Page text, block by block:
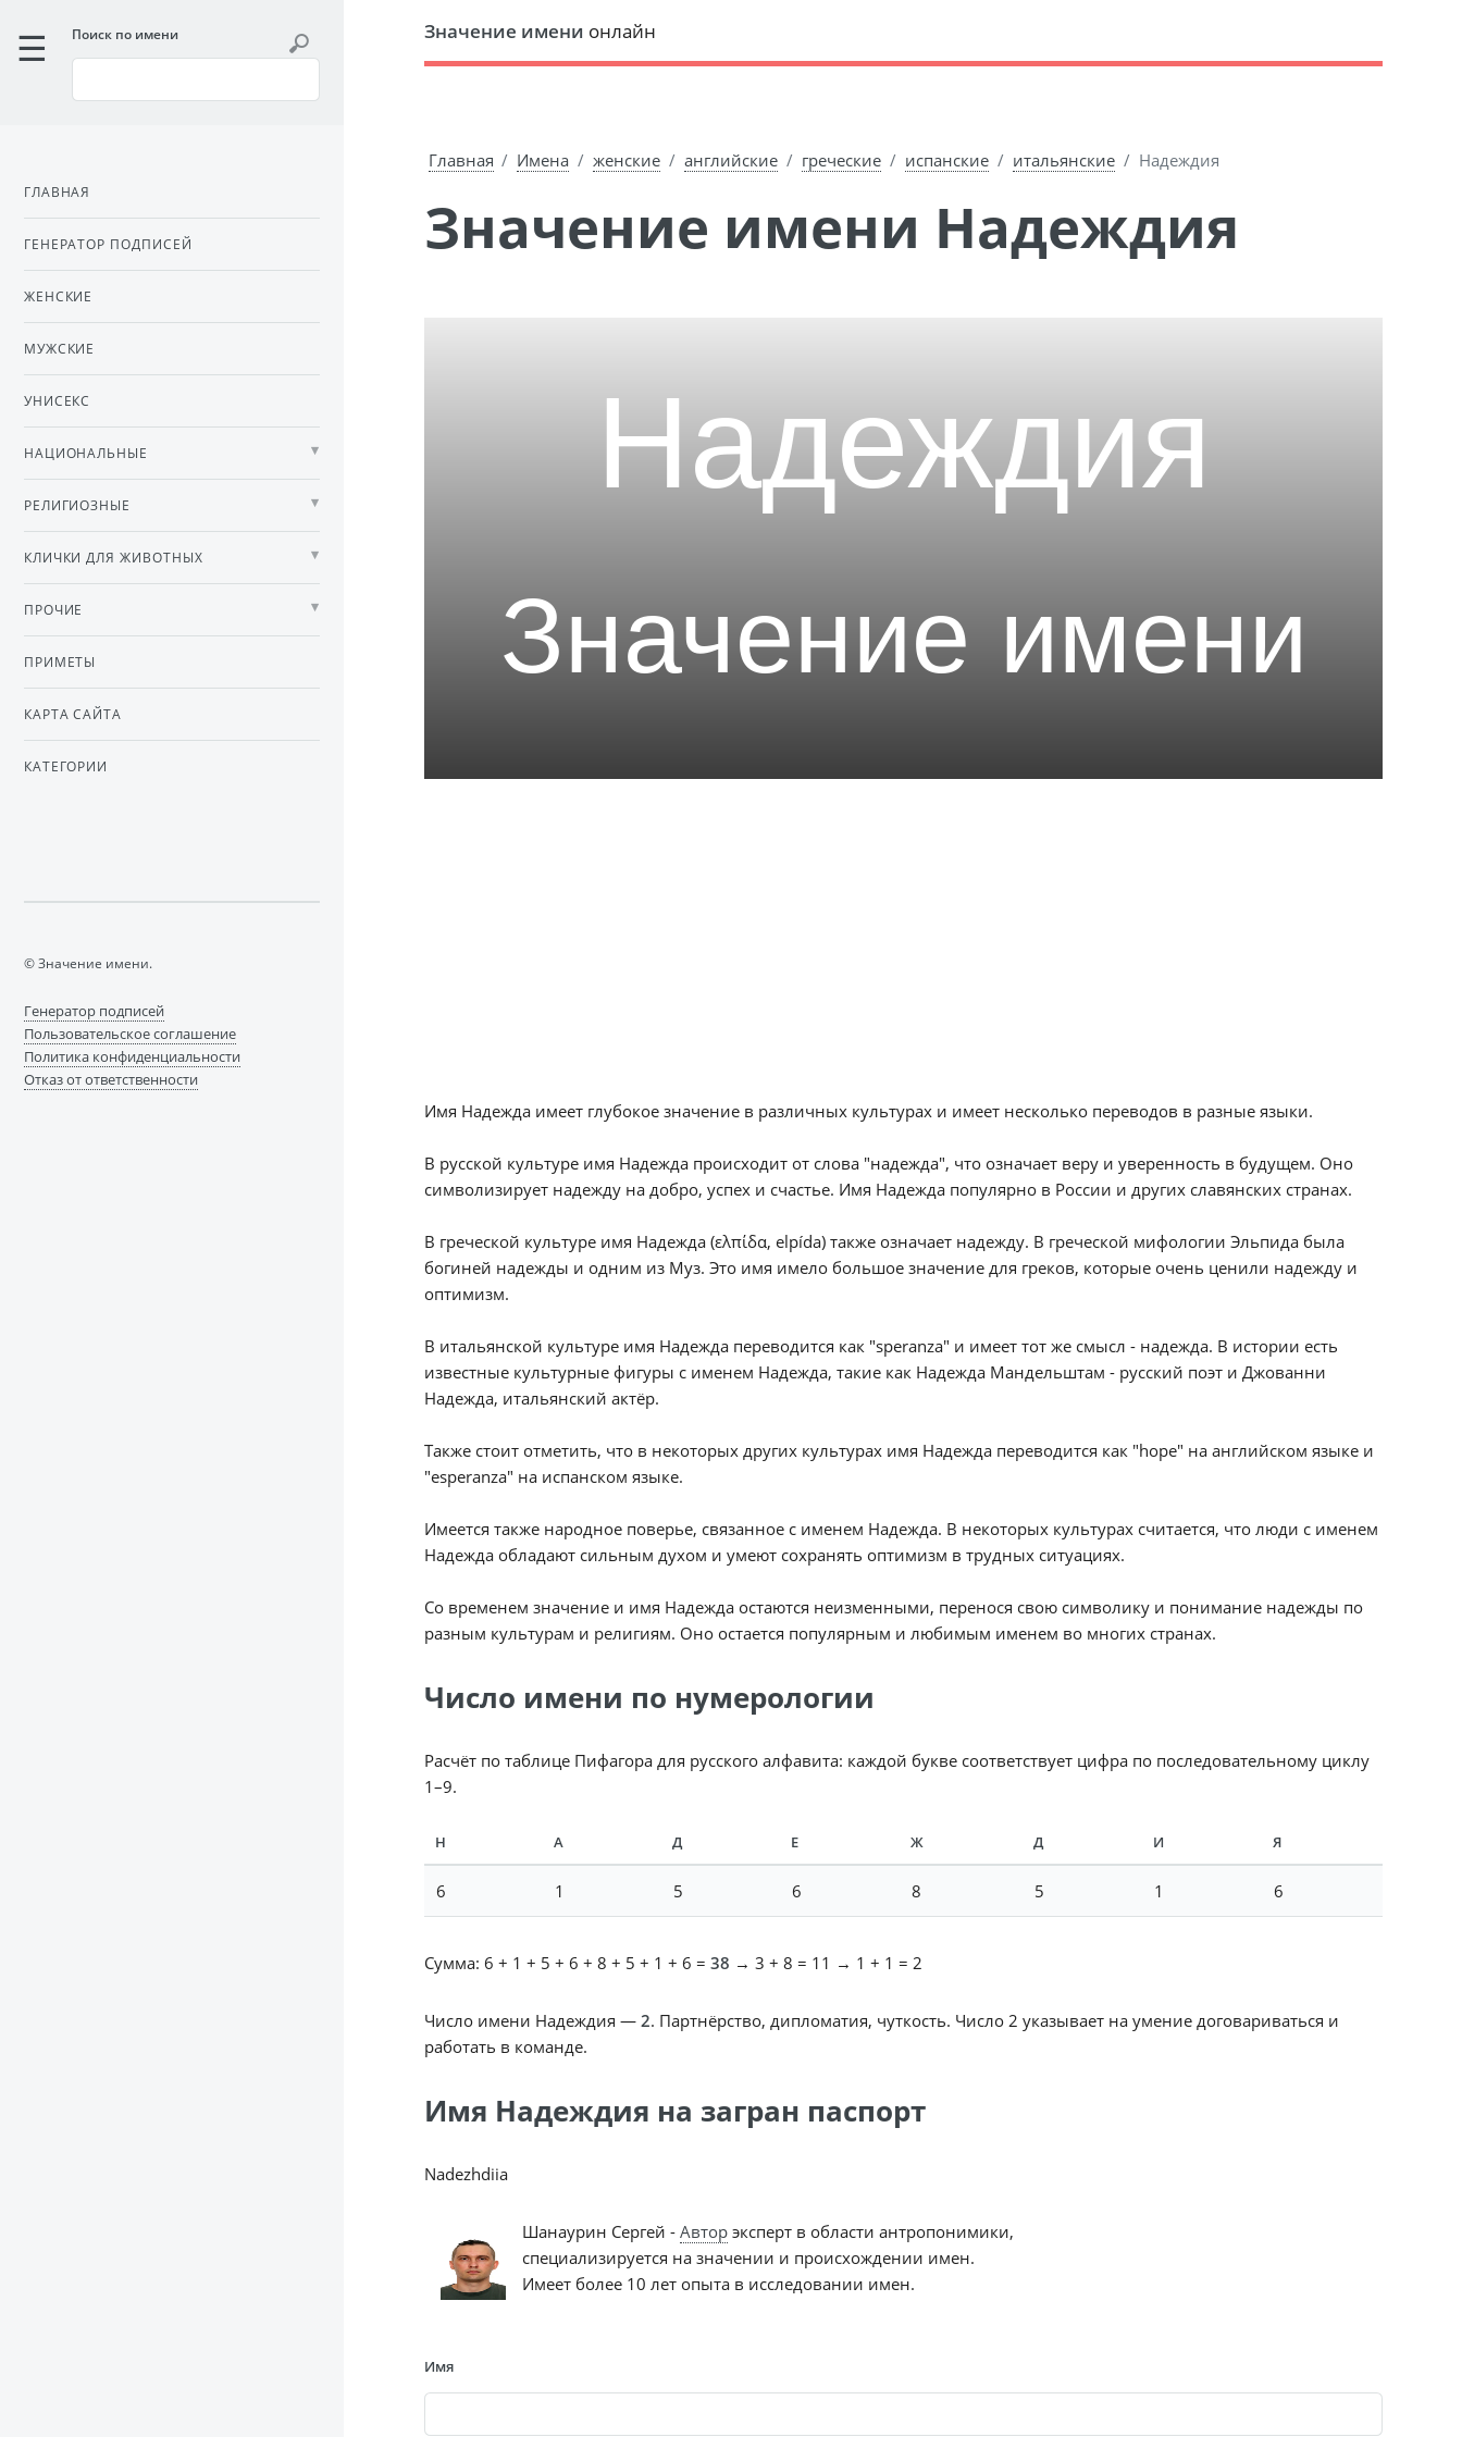
Значение имени онлайн
Главная Имена женские английские греческие испанские итальянские Надеждия
Значение имени Надеждия
Имя Надежда имеет глубокое значение в различных культурах и имеет несколько переводов в разные языки.
В русской культуре имя Надежда происходит от слова "надежда", что означает веру и уверенность в будущем. Оно
символизирует надежду на добро, успех и счастье. Имя Надежда популярно в России и других славянских странах.
В греческой культуре имя Надежда (ελπίδα, elpída) также означает надежду. В греческой мифологии Эльпида была
богиней надежды и одним из Муз. Это имя имело большое значение для греков, которые очень ценили надежду и
оптимизм.
В итальянской культуре имя Надежда переводится как "speranza" и имеет тот же смысл - надежда. В истории есть
известные культурные фигуры с именем Надежда, такие как Надежда Мандельштам - русский поэт и Джованни
Надежда, итальянский актёр.
Также стоит отметить, что в некоторых других культурах имя Надежда переводится как "hope" на английском языке и
"esperanza" на испанском языке.
Имеется также народное поверье, связанное с именем Надежда. В некоторых культурах считается, что люди с именем
Надежда обладают сильным духом и умеют сохранять оптимизм в трудных ситуациях.
Со временем значение и имя Надежда остаются неизменными, перенося свою символику и понимание надежды по
разным культурам и религиям. Оно остается популярным и любимым именем во многих странах.
Число имени по нумерологии
Расчёт по таблице Пифагора для русского алфавита: каждой букве соответствует цифра по последовательному циклу
1–9.
Н А Д Е Ж Д И Я
6 1 5 6 8 5 1 6
Сумма: 6 + 1 + 5 + 6 + 8 + 5 + 1 + 6 = 38 → 3 + 8 = 11 → 1 + 1 = 2
Число имени Надеждия — 2. Партнёрство, дипломатия, чуткость. Число 2 указывает на умение договариваться и
работать в команде.
Имя Надеждия на загран паспорт
Nadezhdiia
Шанаурин Сергей - Авторэксперт в области антропонимики,
специализируется на значении и происхождении имен.
Имеет более 10 лет опыта в исследовании имен.
Имя
Поиск по имени
ГЛАВНАЯ
ГЕНЕРАТОР ПОДПИСЕЙ
ЖЕНСКИЕ
МУЖСКИЕ
УНИСЕКС
НАЦИОНАЛЬНЫЕ
РЕЛИГИОЗНЫЕ
КЛИЧКИ ДЛЯ ЖИВОТНЫХ
ПРОЧИЕ
ПРИМЕТЫ
КАРТА САЙТА
КАТЕГОРИИ
© Значение имени.
Генератор подписей
Пользовательское соглашение
Политика конфиденциальности
Отказ от ответственности